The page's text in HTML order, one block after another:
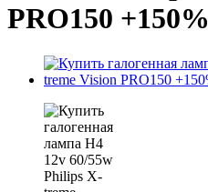
PRO150 +150%